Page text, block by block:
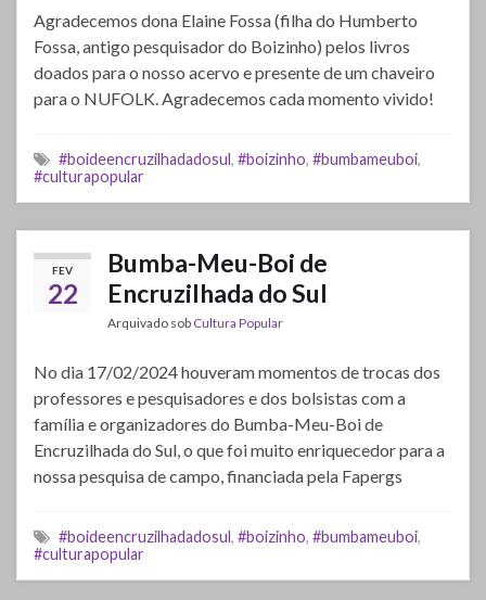
Agradecemos dona Elaine Fossa (filha do Humberto
Fossa, antigo pesquisador do Boizinho) pelos livros
doados para o nosso acervo e presente de um chaveiro
para o NUFOLK. Agradecemos cada momento vivido!
#boideencruzilhadadosul, #boizinho, #bumbameuboi,
#culturapopular
FEV
22
Bumba-Meu-Boi de
Encruzilhada do Sul
Arquivado sob Cultura Popular
No dia 17/02/2024 houveram momentos de trocas dos
professores e pesquisadores e dos bolsistas com a
família e organizadores do Bumba-Meu-Boi de
Encruzilhada do Sul, o que foi muito enriquecedor para a
nossa pesquisa de campo, financiada pela Fapergs
#boideencruzilhadadosul, #boizinho, #bumbameuboi,
#culturapopular